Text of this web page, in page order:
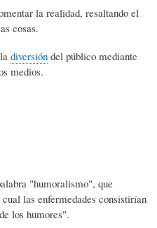
la realidad, resaltando el
cosas.
diversión del público mediante
medios.
"humoralismo", que
las enfermedades consistirían
los humores".